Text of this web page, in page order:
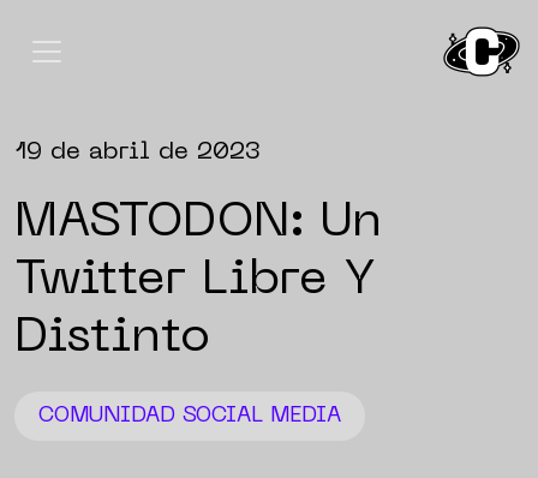
19 de abril de 2023
MASTODON: Un
Twitter Libre Y
Distinto
COMUNIDAD SOCIAL MEDIA